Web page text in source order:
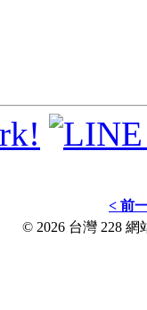
< 前
© 2026 台灣 228 網